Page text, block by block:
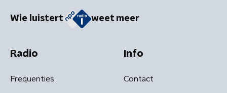
Wie luistert weet meer
Radio
Frequenties
Info
Contact